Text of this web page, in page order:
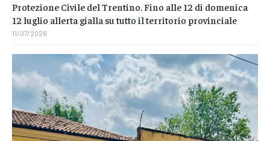
Protezione Civile del Trentino. Fino alle 12 di domenica
12 luglio allerta gialla su tutto il territorio provinciale
11/07/2026